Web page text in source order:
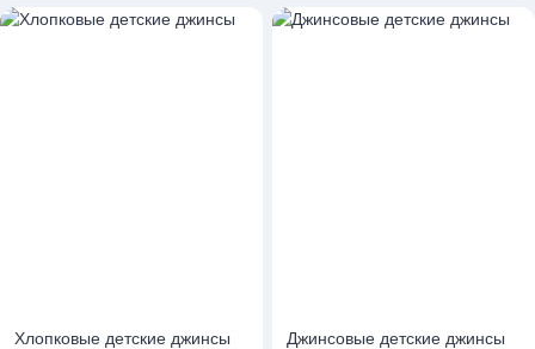
Хлопковые детские джинсы Джинсовые детские джинсы